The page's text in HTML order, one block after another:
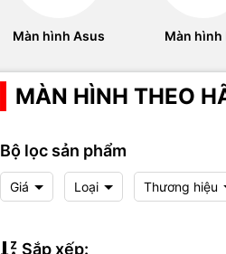
Màn hình Asus Màn hình
MÀN HÌNH THEO
Bộ lọc sản phẩm
Giá Loại Thương hiệu
Sắp xếp: